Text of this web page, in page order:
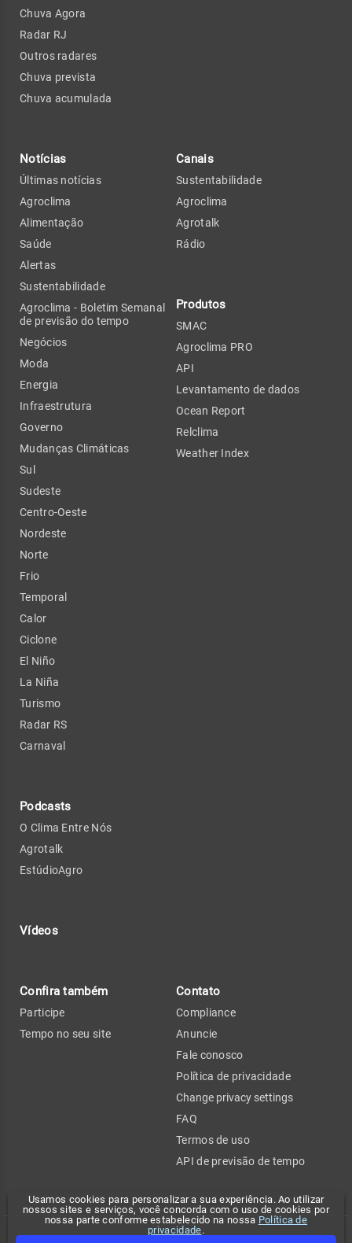
Usamos cookies para personalizar a sua experiência. Ao utilizar
nossos sites e serviços, você concorda com o uso de cookies por
nossa parte conforme estabelecido na nossa Política de
privacidade.
Chuva Agora
Radar RJ
Outros radares
Chuva prevista
Chuva acumulada
Notícias
Últimas notícias
Agroclima
Alimentação
Saúde
Alertas
Sustentabilidade
Agroclima - Boletim Semanal
de previsão do tempo
Negócios
Moda
Energia
Infraestrutura
Governo
Mudanças Climáticas
Sul
Sudeste
Centro-Oeste
Nordeste
Norte
Frio
Temporal
Calor
Ciclone
El Niño
La Niña
Turismo
Radar RS
Carnaval
Podcasts
O Clima Entre Nós
Agrotalk
EstúdioAgro
Vídeos
Canais
Sustentabilidade
Agroclima
Agrotalk
Rádio
Produtos
SMAC
Agroclima PRO
API
Levantamento de dados
Ocean Report
Relclima
Weather Index
Confira também
Participe
Tempo no seu site
Contato
Compliance
Anuncie
Fale conosco
Política de privacidade
Change privacy settings
FAQ
Termos de uso
API de previsão de tempo